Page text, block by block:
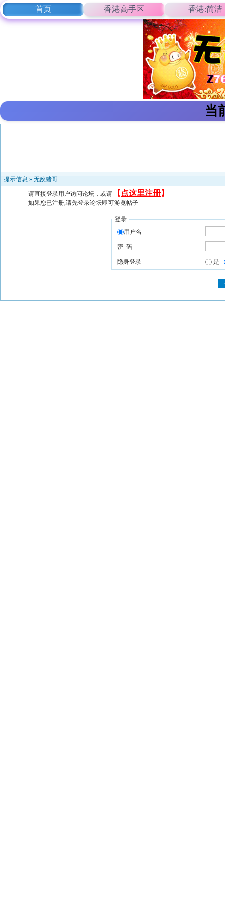
首页 香港高手区 香港:简洁
当
提示信息 » 无敌猪哥
请直接登录用户访问论坛，或请 【 点这里注册】
如果您已注册,请先登录论坛即可游览帖子
登录
用户名
密 码
隐身登录 是